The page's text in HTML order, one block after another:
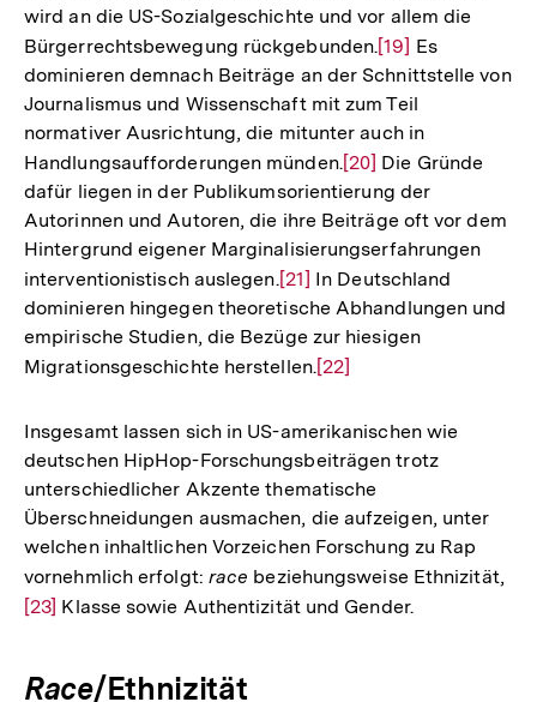
wird an die US-Sozialgeschichte und vor allem die
Bürgerrechtsbewegung rückgebunden.Zur
Auflösung
der
Fußnote
[19] Es
dominieren demnach Beiträge an der Schnittstelle von
Journalismus und Wissenschaft mit zum Teil
normativer Ausrichtung, die mitunter auch in
Handlungsaufforderungen münden.Zur
Auflösung
der
Fußnote
[20] Die Gründe
dafür liegen in der Publikumsorientierung der
Autorinnen und Autoren, die ihre Beiträge oft vor dem
Hintergrund eigener Marginalisierungserfahrungen
interventionistisch auslegen.Zur
Auflösung
der
Fußnote
[21] In Deutschland
dominieren hingegen theoretische Abhandlungen und
empirische Studien, die Bezüge zur hiesigen
Migrationsgeschichte herstellen.Zur
der
Fußnote
[22]
Insgesamt lassen sich in US-amerikanischen wie
deutschen HipHop-Forschungsbeiträgen trotz
unterschiedlicher Akzente thematische
Überschneidungen ausmachen, die aufzeigen, unter
welchen inhaltlichen Vorzeichen Forschung zu Rap
vornehmlich erfolgt: race beziehungsweise Ethnizität,
[23] Klasse sowie Authentizität und Gender.
Race/Ethnizität